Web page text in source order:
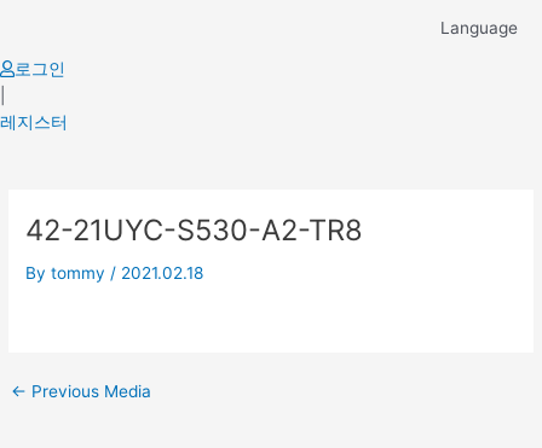
content
Language
로그인
레지스터
42-21UYC-S530-A2-TR8
Bytommy / 2021.02.18
navigation
← Previous Media